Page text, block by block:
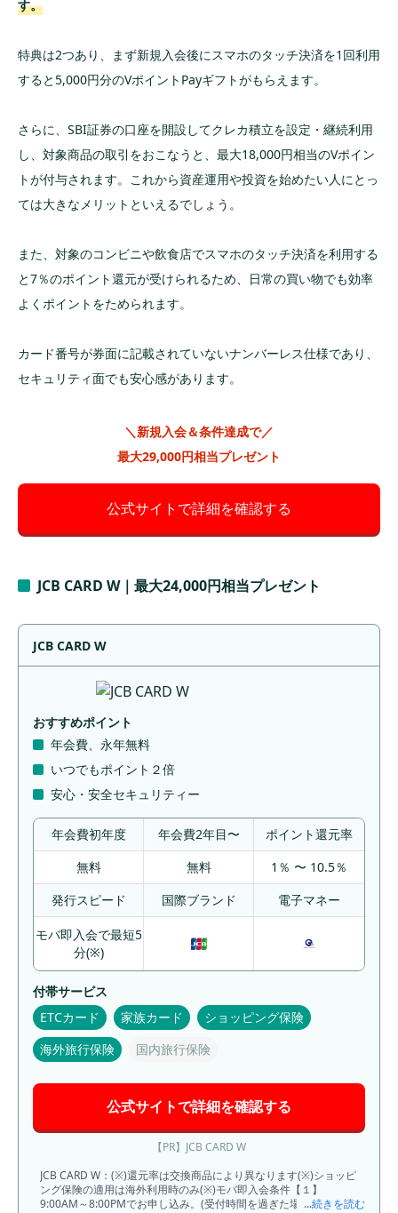
す。
特典は2つあり、まず新規入会後にスマホのタッチ決済を1回利用
すると5,000円分のVポイントPayギフトがもらえます。
さらに、SBI証券の口座を開設してクレカ積立を設定・継続利用
し、対象商品の取引をおこなうと、最大18,000円相当のVポイン
トが付与されます。これから資産運用や投資を始めたい人にとっ
ては大きなメリットといえるでしょう。
また、対象のコンビニや飲食店でスマホのタッチ決済を利用する
と7％のポイント還元が受けられるため、日常の買い物でも効率
よくポイントをためられます。
カード番号が券面に記載されていないナンバーレス仕様であり、
セキュリティ面でも安心感があります。
＼新規入会＆条件達成で／
最大29,000円相当プレゼント
公式サイトで詳細を確認する
JCB CARD W｜最大24,000円相当プレゼント
JCB CARD W
おすすめポイント
年会費、永年無料
いつでもポイント２倍
安心・安全セキュリティー
年会費初年度 年会費2年目〜
ポイント還元率
無料
無料
1％ 〜 10.5％
発行スピード
国際ブランド 電子マネー
モバ即入会で最短5
分(※)
付帯サービス
ETCカード
家族カード
ショッピング保険
海外旅行保険
国内旅行保険
公式サイトで詳細を確認する
【PR】JCB CARD W
JCB CARD W：(※)還元率は交換商品により異なります(※)ショッピ
ング保険の適用は海外利用時のみ(※)モバ即入会条件【１】
9:00AM～8:00PMでお申し込み。(受付時間を過ぎた場合は、翌日
...続きを読む